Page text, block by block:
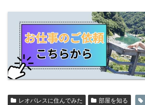
レオパレスに住んでみた 部屋を知る